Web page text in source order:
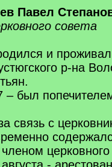
Павел
совета
и
р-на
– был
связь с
церковного